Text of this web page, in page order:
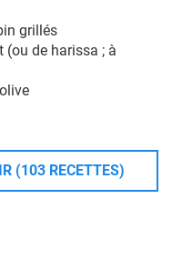
grillés
(ou de harissa ; à
(103 RECETTES)